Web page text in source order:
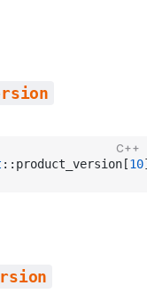
C++
::product_version[10